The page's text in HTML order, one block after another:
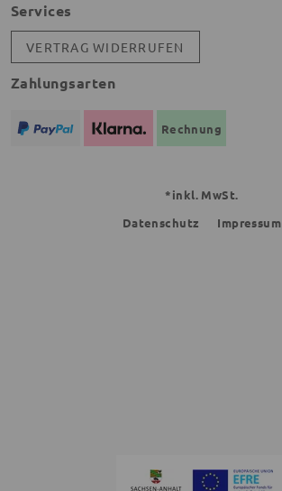
Services
VERTRAG WIDERRUFEN
Zahlungsarten
Rechnung
*inkl. MwSt.
Datenschutz
Impressum